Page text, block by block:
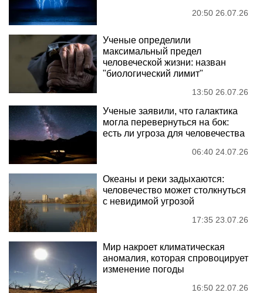
20:50 26.07.26
Ученые определили
максимальный предел
человеческой жизни: назван
"биологический лимит"
13:50 26.07.26
Ученые заявили, что галактика
могла перевернуться на бок:
есть ли угроза для человечества
06:40 24.07.26
Океаны и реки задыхаются:
человечество может столкнуться
с невидимой угрозой
17:35 23.07.26
Мир накроет климатическая
аномалия, которая спровоцирует
изменение погоды
16:50 22.07.26